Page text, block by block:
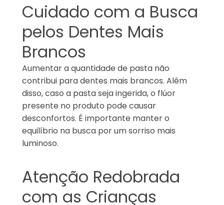
Cuidado com a Busca
pelos Dentes Mais
Brancos
Aumentar a quantidade de pasta não
contribui para dentes mais brancos. Além
disso, caso a pasta seja ingerida, o flúor
presente no produto pode causar
desconfortos. É importante manter o
equilíbrio na busca por um sorriso mais
luminoso.
Atenção Redobrada
com as Crianças